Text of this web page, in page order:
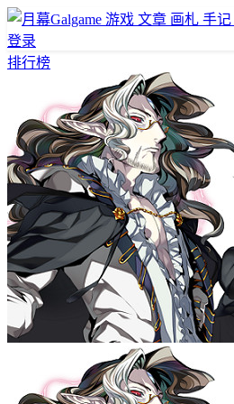
游戏 文章 画札 手记
登录
排行榜